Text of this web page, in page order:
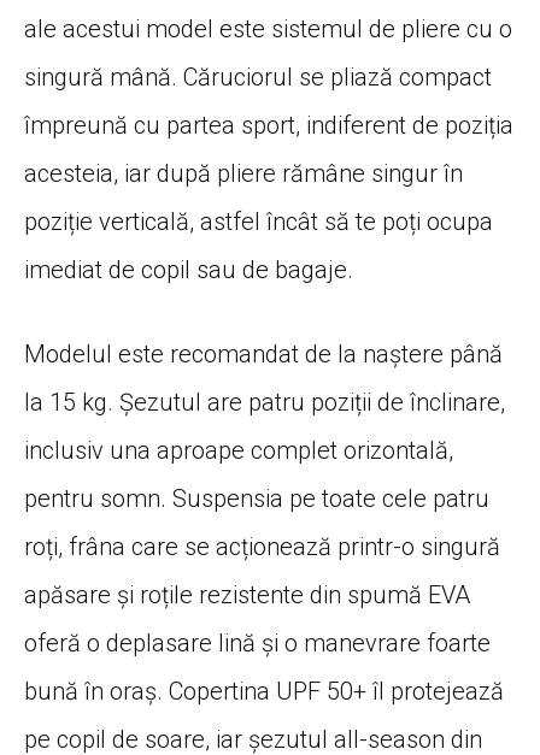
ale acestui model este sistemul de pliere cu o
singură mână. Căruciorul se pliază compact
împreună cu partea sport, indiferent de poziția
acesteia, iar după pliere rămâne singur în
poziție verticală, astfel încât să te poți ocupa
imediat de copil sau de bagaje.
Modelul este recomandat de la naștere până
la 15 kg. Șezutul are patru poziții de înclinare,
inclusiv una aproape complet orizontală,
pentru somn. Suspensia pe toate cele patru
roți, frâna care se acționează printr-o singură
apăsare și roțile rezistente din spumă EVA
oferă o deplasare lină și o manevrare foarte
bună în oraș. Copertina UPF 50+ îl protejează
pe copil de soare, iar șezutul all-season din